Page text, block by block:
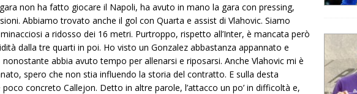
non ha fatto giocare il Napoli, ha avuto in mano la gara con pressing,
Abbiamo trovato anche il gol con Quarta e assist di Vlahovic. Siamo
a ridosso dei 16 metri. Purtroppo, rispetto all’Inter, è mancata però
dalla tre quarti in poi. Ho visto un Gonzalez abbastanza appannato e
abbia avuto tempo per allenarsi e riposarsi. Anche Vlahovic mi è
spero che non stia influendo la storia del contratto. E sulla desta
concreto Callejon. Detto in altre parole, l’attacco un po’ in difficoltà e,